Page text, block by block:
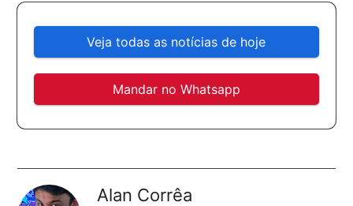
Veja todas as notícias de hoje
Mandar no Whatsapp
Alan Corrêa